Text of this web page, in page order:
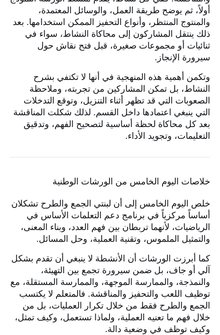
أولاً، ثم يوضح طريقة العمل، والوسائل المعتمدة،
والمنتوج المنتظر، وأنواع التحفيز الممكن استخدامها. بعد
ذلك ينتقل المشاركون إلى محاكاة النشاط، سواء في
ثنائيات أو مجموعات صغيرة، قبل فتح نقاش حول
سيرورة الإنجاز.
وتكمن أهمية هذه المنهجية في أنها لا تكتفي بشرح
النشاط، بل تمكن المشاركين من تجربته، وملاحظة
الصعوبات التي قد تظهر أثناء التنزيل، وتوقع التدخلات
التي ينبغي اعتمادها داخل القسم. لذلك شكلت المناقشة
بعد كل محاكاة لحظة أساسية لتصحيح الفهم، وتدقيق
التعليمات، وتجويد الأداء.
خلاصات اليوم الخامس من الورشات الوطنية
خلص اليوم الخامس إلى أن لبنتي الجمع والطرح تشكلان
أساساً مركزياً في برنامج دعم التعلمات الأساس في
الرياضيات، لأنهما تربطان بين فهم العدد، وبناء المعنى،
والتمثيل الملموس، وتقنية العملية، وحل المسائل.
كما أبرزت الورشات أن الأنشطة لا ينبغي أن تقدم بشكل
آلي أو جاف، بل ضمن سيرورة تجمع بين التهيئة،
والنمذجة، والممارسة الموجهة، والممارسة المستقلة، مع
توظيف اللعب والتحفيز والمناقشة. فالمتعلم لا يكتسب
الجمع والطرح فقط من خلال تكرار العمليات، بل من
خلال فهم ما تعنيه العملية، ولماذا تستعمل، وكيف تمثل،
وكيف توظف في وضعية دالة.